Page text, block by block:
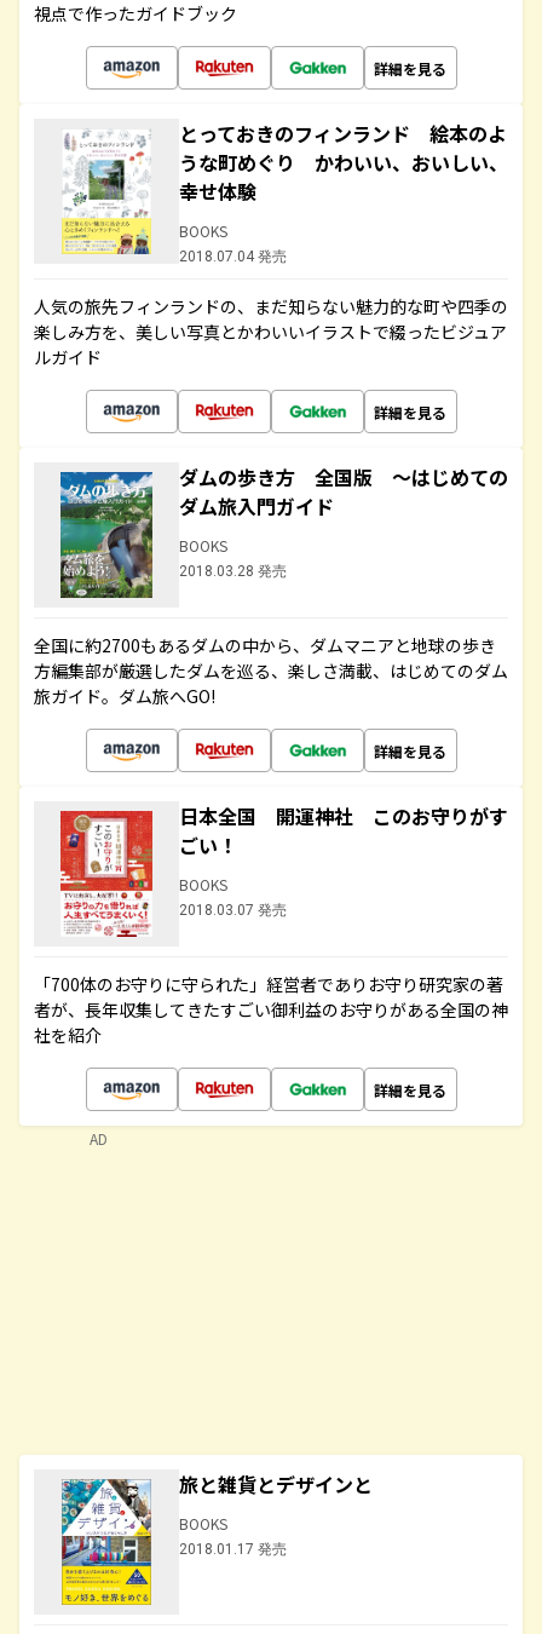
視点で作ったガイドブック
詳細を見る
とっておきのフィンランド 絵本のよ
うな町めぐり かわいい、おいしい、
幸せ体験
BOOKS
2018.07.04 発売
人気の旅先フィンランドの、まだ知らない魅力的な町や四季の
楽しみ方を、美しい写真とかわいいイラストで綴ったビジュア
ルガイド
詳細を見る
ダムの歩き方 全国版 ～はじめての
ダム旅入門ガイド
BOOKS
2018.03.28 発売
全国に約2700もあるダムの中から、ダムマニアと地球の歩き
方編集部が厳選したダムを巡る、楽しさ満載、はじめてのダム
旅ガイド。ダム旅へGO!
詳細を見る
日本全国 開運神社 このお守りがす
ごい！
BOOKS
2018.03.07 発売
「700体のお守りに守られた」経営者でありお守り研究家の著
者が、長年収集してきたすごい御利益のお守りがある全国の神
社を紹介
詳細を見る
旅と雑貨とデザインと
BOOKS
2018.01.17 発売
AD